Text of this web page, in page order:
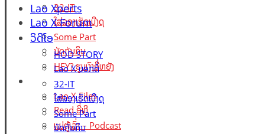
32-IT
ໃສ່ລອງເຮັດເບີງດຸ
Some Part
ນັດກັນກິນ
HEY? ຮູບເງົາອີ່ຫຍັງ
Podcasts
Lao X Files
Read ອີ່ຫຼີ
ແມ່ຕູ້ເລົ່າ – Podcast
Lao Xperts
Lao X Forum
ວິດີໂອ
HOD STORY
Lao X ບອກຕໍ່
32-IT
ໃສ່ລອງເຮັດເບີງດຸ
Some Part
ນັດກັນກິນ